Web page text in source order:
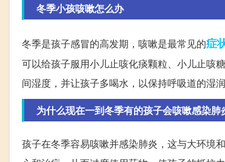
冬季小孩咳嗽怎么办
冬季是孩子感冒的高发期，咳嗽是最常见的症
可以给孩子服用小儿止咳化痰颗粒、小儿止咳
间湿度，并让孩子多喝水，以保持呼吸道的湿
为什么现在一到冬季有的孩子会咳嗽感染肺
孩子在冬季容易咳嗽并感染肺炎，这与大环境